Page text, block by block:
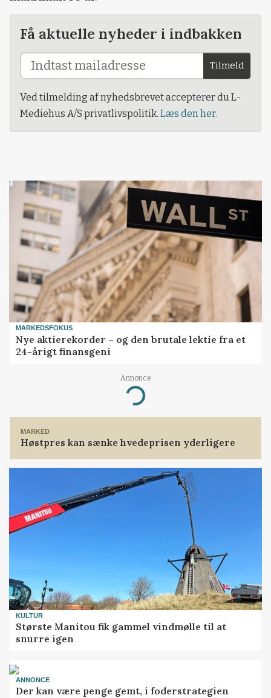
Få aktuelle nyheder i indbakken
Tilmeld
Ved tilmelding af nyhedsbrevet accepterer du L-
Mediehus A/S privatlivspolitik. Læs den her.
MARKEDSFOKUS
Nye aktierekorder – og den brutale lektie fra et
24-årigt finansgeni
Annonce
Loading...
MARKED
Høstpres kan sænke hvedeprisen yderligere
KULTUR
Største Manitou fik gammel vindmølle til at
snurre igen
ANNONCE
Der kan være penge gemt, i foderstrategien